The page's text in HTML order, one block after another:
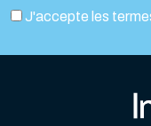
J'accepte les